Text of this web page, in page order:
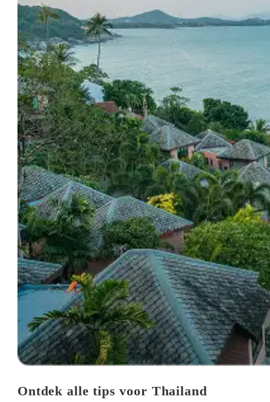
Ontdek alle tips voor Thailand